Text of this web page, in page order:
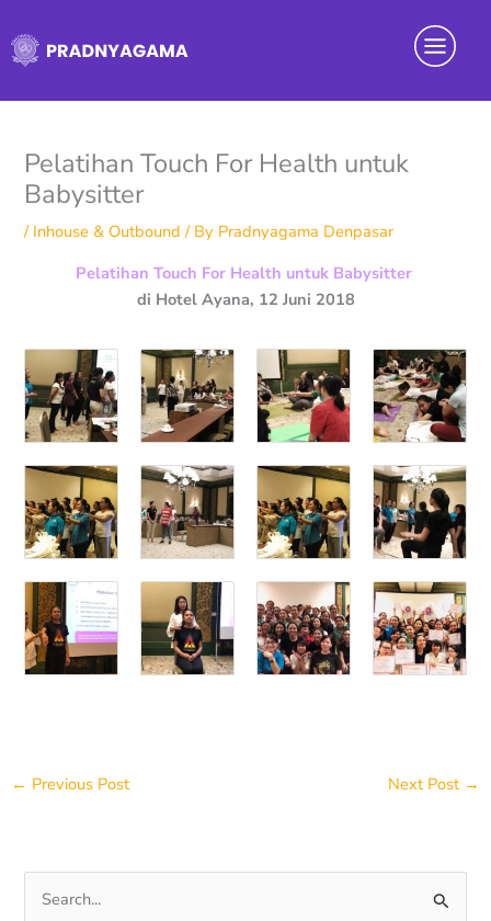
to
content
Menu
Pelatihan Touch For Health untuk
Babysitter
/ Inhouse & Outbound / By Pradnyagama Denpasar
Pelatihan Touch For Health untuk Babysitter
di Hotel Ayana, 12 Juni 2018
← Previous Post Next Post →